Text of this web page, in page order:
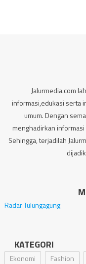
Jalurmedia.com
informasi,edukasi serta
umum. Dengan
menghadirkan
Sehingga, terjadilah
Radar Tulungagung
KATEGORI
Ekonomi Fashion